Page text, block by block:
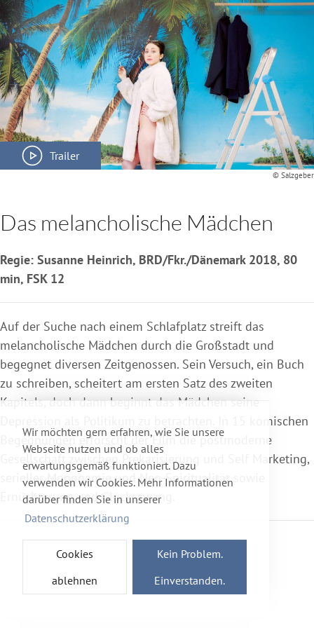
Wir möchten gern erfahren, wie Sie unsere
Webseite nutzen und ob alles
erwartungsgemäß funktioniert. Dazu
verwenden wir Cookies. Mehr Informationen
darüber finden Sie in unserer
Datenschutzerklärung
Cookies
ablehnen
Kein Problem.
Einverstanden.
Trailer
© Salzgeber
Das melancholische Mädchen
Regie: Susanne Heinrich, BRD/Fkr./Dänemark 2018, 80
min, FSK 12
Auf der Suche nach einem Schlafplatz streift das
melancholische Mädchen durch die Großstadt und
begegnet diversen Zeitgenossen. Sein Versuch, ein Buch
zu schreiben, scheitert am ersten Satz des zweiten
Kapitels, doch dann beginnt das Mädchen seine
Depression als Politikum zu betrachten. In 15 komischen
Begegnungen erforscht der Film die postmoderne
Gesellschaft zwischen Prekarisierung und Self Marketing,
serieller Monogamie und Neo-Spiritualität sowie
Ernüchterung und Glückszwang.